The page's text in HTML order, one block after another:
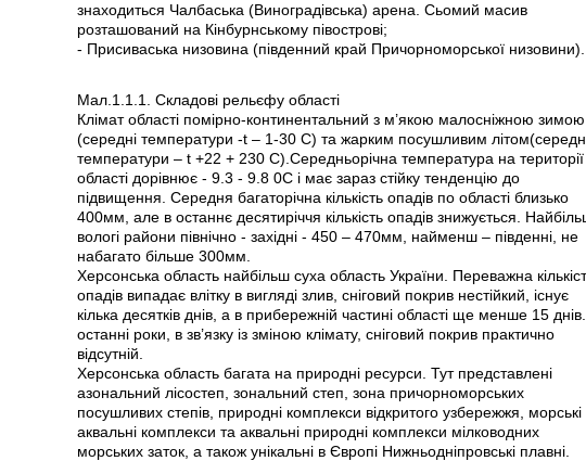
знаходиться Чалбаська (Виноградівська) арена. Сьомий масив
розташований на Кінбурнському півострові;
- Присиваська низовина (південний край Причорноморської низовини).
Мал.1.1.1. Складові рельєфу області
Клімат області помірно-континентальний з м’якою малосніжною зимою
(середні температури -t – 1-30 C) та жарким посушливим
температури – t +22 + 230 C).Середньорічна температура на території
області дорівнює - 9.3 - 9.8 0С і має зараз стійку тенденцію до
підвищення. Середня багаторічна кількість опадів по області близько
400мм, але в останнє десятиріччя кількість опадів знижується.
вологі райони північно - західні - 450 – 470мм, найменш – південні, не
набагато більше 300мм.
Херсонська область найбільш суха область України. Переважна
опадів випадає влітку в вигляді злив, сніговий покрив нестійкий, існує
кілька десятків днів, а в прибережній частині області ще менше 15
останні роки, в зв’язку із зміною клімату, сніговий покрив практично
відсутній.
Херсонська область багата на природні ресурси. Тут представлені
азональний лісостеп, зональний степ, зона причорноморських
посушливих степів, природні комплекси відкритого узбережжя, морські
аквальні комплекси та аквальні природні комплекси мілководних
морських заток, а також унікальні в Європі Нижньодніпровські плавні.